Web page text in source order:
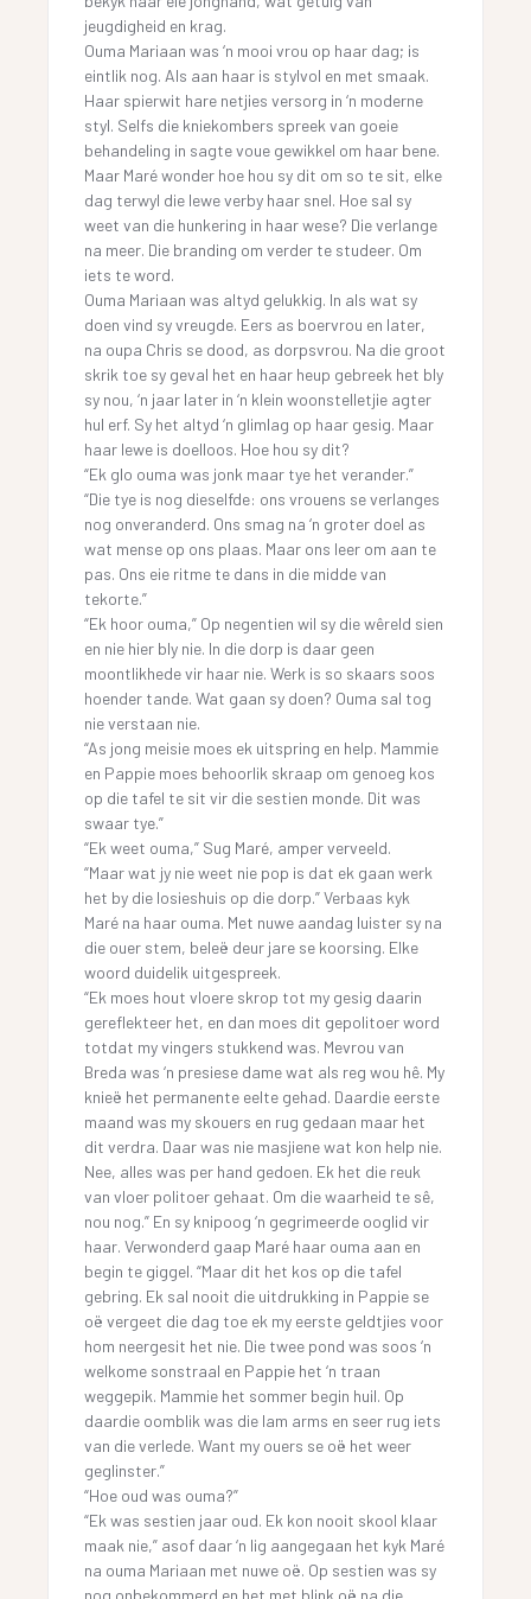
jeugdigheid en krag.
Ouma Mariaan was ‘n mooi vrou op haar dag; is
eintlik nog. Als aan haar is stylvol en met smaak.
Haar spierwit hare netjies versorg in ‘n moderne
styl. Selfs die kniekombers spreek van goeie
behandeling in sagte voue gewikkel om haar bene.
Maar Maré wonder hoe hou sy dit om so te sit, elke
dag terwyl die lewe verby haar snel. Hoe sal sy
weet van die hunkering in haar wese? Die verlange
na meer. Die branding om verder te studeer. Om
iets te word.
Ouma Mariaan was altyd gelukkig. In als wat sy
doen vind sy vreugde. Eers as boervrou en later,
na oupa Chris se dood, as dorpsvrou. Na die groot
skrik toe sy geval het en haar heup gebreek het bly
sy nou, ‘n jaar later in ‘n klein woonstelletjie agter
hul erf. Sy het altyd ‘n glimlag op haar gesig. Maar
haar lewe is doelloos. Hoe hou sy dit?
“Ek glo ouma was jonk maar tye het verander.”
“Die tye is nog dieselfde: ons vrouens se verlanges
nog onveranderd. Ons smag na ‘n groter doel as
wat mense op ons plaas. Maar ons leer om aan te
pas. Ons eie ritme te dans in die midde van
tekorte.”
“Ek hoor ouma,” Op negentien wil sy die wêreld sien
en nie hier bly nie. In die dorp is daar geen
moontlikhede vir haar nie. Werk is so skaars soos
hoender tande. Wat gaan sy doen? Ouma sal tog
nie verstaan nie.
“As jong meisie moes ek uitspring en help. Mammie
en Pappie moes behoorlik skraap om genoeg kos
op die tafel te sit vir die sestien monde. Dit was
swaar tye.”
“Ek weet ouma,” Sug Maré, amper verveeld.
“Maar wat jy nie weet nie pop is dat ek gaan werk
het by die losieshuis op die dorp.” Verbaas kyk
Maré na haar ouma. Met nuwe aandag luister sy na
die ouer stem, beleë deur jare se koorsing. Elke
woord duidelik uitgespreek.
“Ek moes hout vloere skrop tot my gesig daarin
gereflekteer het, en dan moes dit gepolitoer word
totdat my vingers stukkend was. Mevrou van
Breda was ‘n presiese dame wat als reg wou hê. My
knieë het permanente eelte gehad. Daardie eerste
maand was my skouers en rug gedaan maar het
dit verdra. Daar was nie masjiene wat kon help nie.
Nee, alles was per hand gedoen. Ek het die reuk
van vloer politoer gehaat. Om die waarheid te sê,
nou nog.” En sy knipoog ‘n gegrimeerde ooglid vir
haar. Verwonderd gaap Maré haar ouma aan en
begin te giggel. “Maar dit het kos op die tafel
gebring. Ek sal nooit die uitdrukking in Pappie se
oë vergeet die dag toe ek my eerste geldtjies voor
hom neergesit het nie. Die twee pond was soos ‘n
welkome sonstraal en Pappie het ‘n traan
weggepik. Mammie het sommer begin huil. Op
daardie oomblik was die lam arms en seer rug iets
van die verlede. Want my ouers se oë het weer
geglinster.”
“Hoe oud was ouma?”
“Ek was sestien jaar oud. Ek kon nooit skool klaar
maak nie,” asof daar ‘n lig aangegaan het kyk Maré
na ouma Mariaan met nuwe oë. Op sestien was sy
nog onbekommerd en het met blink oë na die